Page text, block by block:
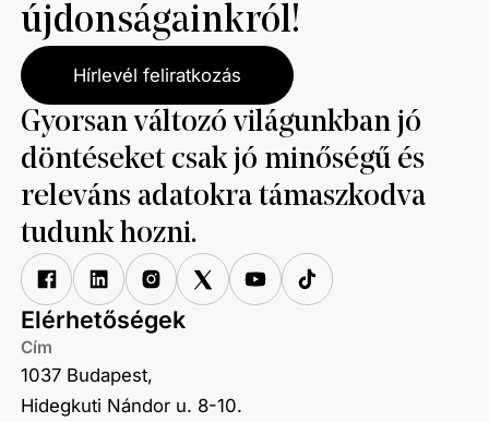
újdonságainkról!
Hírlevél feliratkozás
Gyorsan változó világunkban jó
döntéseket csak jó minőségű és
releváns adatokra támaszkodva
tudunk hozni.
Elérhetőségek
Cím
1037 Budapest,
Hidegkuti Nándor u. 8-10.